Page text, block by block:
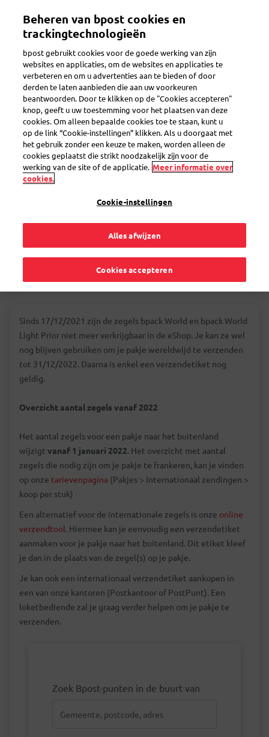
inhoud
Toggle navigation
eShop
Ik vind de zegels
bpack World en
bpack World Light
Prior niet meer in de
eShop. Hoe komt dit?
Sinds 17/12/2021 zijn de zegels bpack World en bpack World
Light Prior niet meer verkrijgbaar in de eShop. Je kan ze wel
nog blijven gebruiken om je pakje wereldwijd te verzenden
tot 31/12/2022. Daarna is enkel een verzendetiket nog
geldig.
Overzicht aantal zegels vanaf 2022
Het aantal zegels voor een pakje naar het buitenland
wijzigt vanaf 1 januari 2022. Het overzicht met aantal
zegels die nodig zijn om je pakje te frankeren, kan je vinden
op onze tarievenpagina (Pakjes > Internationaal zendingen >
koop per stuk)
Een alternatief voor de internationale zegels is onze online
verzendtool. Hiermee kan je eenvoudig een verzendetiket
aanmaken voor je pakje naar het buitenland. Dit etiket kleef
je dan in de plaats van de zegel(s) op je pakje.
Je kan ook een internationaal verzendetiket aankopen in
een van onze kantoren (Postkantoor of PostPunt). Een
loketbediende zal je graag verder helpen om je pakje te
verzenden.
Zoek Bpost-punten in de buurt van
Beheren van bpost cookies en
trackingtechnologieën
bpost gebruikt cookies voor de goede werking van zijn
websites en applicaties, om de websites en applicaties te
verbeteren en om u advertenties aan te bieden of door
derden te laten aanbieden die aan uw voorkeuren
beantwoorden. Door te klikken op de "Cookies accepteren"
knop, geeft u uw toestemming voor het plaatsen van deze
cookies. Om alleen bepaalde cookies toe te staan, kunt u
op de link “Cookie-instellingen” klikken. Als u doorgaat met
het gebruik zonder een keuze te maken, worden alleen de
cookies geplaatst die strikt noodzakelijk zijn voor de
werking van de site of de applicatie. Meer informatie over
cookies.
Cookie-instellingen
Alles afwijzen
Cookies accepteren